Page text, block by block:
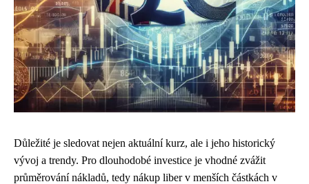
Důležité je sledovat nejen aktuální kurz, ale i jeho historický
vývoj a trendy. Pro dlouhodobé investice je vhodné zvážit
průměrování nákladů, tedy nákup liber v menších částkách v